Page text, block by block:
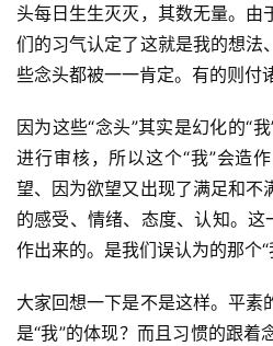
头每日生生灭灭，其数无量。由
们的习气认定了这就是我的想法
些念头都被一一肯定。有的则付
因为这些“念头”其实是幻化的“
进行审核，所以这个“我”会造
望、因为欲望又出现了满足和不
的感受、情绪、态度、认知。这
作出来的。是我们误认为的那个“
大家回想一下是不是这样。平素
是“我”的体现？而且习惯的跟